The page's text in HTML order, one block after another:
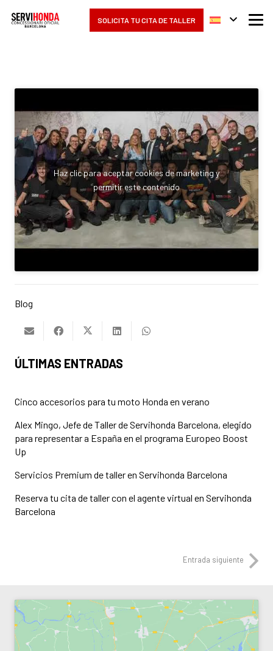
SOLICITA TU CITA DE TALLER
Haz clic para aceptar cookies de marketing y
permitir este contenido
Blog
ÚLTIMAS ENTRADAS
Cinco accesorios para tu moto Honda en verano
Alex Mingo, Jefe de Taller de Servihonda Barcelona, elegido
para representar a España en el programa Europeo Boost
Up
Servicios Premium de taller en Servihonda Barcelona
Reserva tu cita de taller con el agente virtual en Servihonda
Barcelona
Entrada siguiente